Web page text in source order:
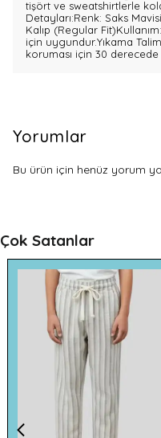
tişört ve sweatshirtlerle
Detayları:Renk: Saks
Kalıp (Regular
için uygundur.Yıkama
koruması için 30 derecede
Yorumlar
Bu ürün için henüz yorum
Çok Satanlar